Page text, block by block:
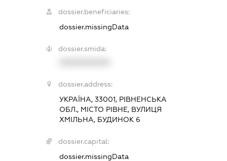
dossier.beneficiaries:
dossier.missingData
dossier.smida:
dossier.address:
УКРАЇНА, 33001, РІВНЕНСЬКА
ОБЛ., МІСТО РІВНЕ, ВУЛИЦЯ
ХМІЛЬНА, БУДИНОК 6
dossier.capital:
dossier.missingData